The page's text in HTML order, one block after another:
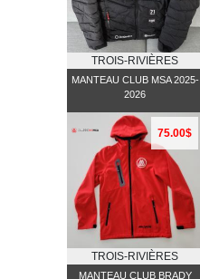
TROIS-RIVIÈRES
MANTEAU CLUB MSA 2025-
2026
75.00$
TROIS-RIVIÈRES
MANTEAU CLUB BRADY